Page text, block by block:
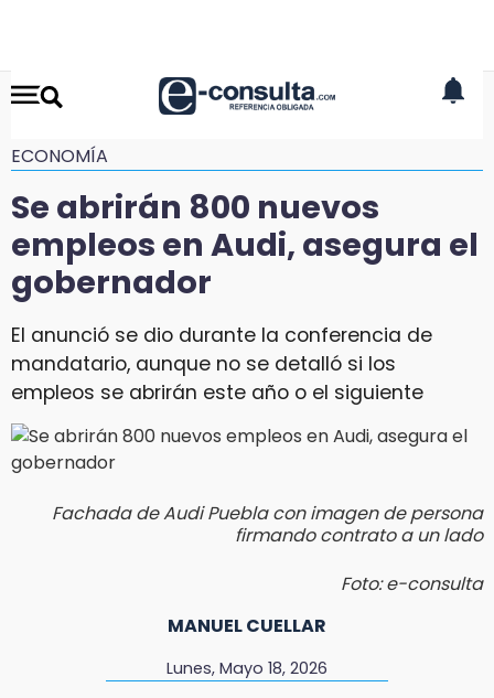
ECONOMÍA
Se abrirán 800 nuevos
empleos en Audi, asegura el
gobernador
El anunció se dio durante la conferencia de
mandatario, aunque no se detalló si los
empleos se abrirán este año o el siguiente
Fachada de Audi Puebla con imagen de persona
firmando contrato a un lado
Foto: e-consulta
MANUEL CUELLAR
Lunes, Mayo 18, 2026